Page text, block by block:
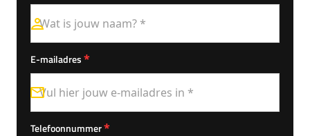
E-mailadres*
Telefoonnummer*